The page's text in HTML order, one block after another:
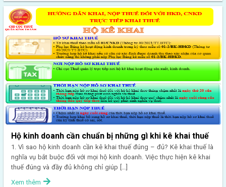
Hộ kinh doanh cần chuẩn bị những gì khi kê khai thuế
1. Vì sao hộ kinh doanh cần kê khai thuế đúng – đủ? Kê khai thuế là
nghĩa vụ bắt buộc đối với mọi hộ kinh doanh. Việc thực hiện kê khai
thuế đúng và đầy đủ không chỉ giúp […]
Xem thêm